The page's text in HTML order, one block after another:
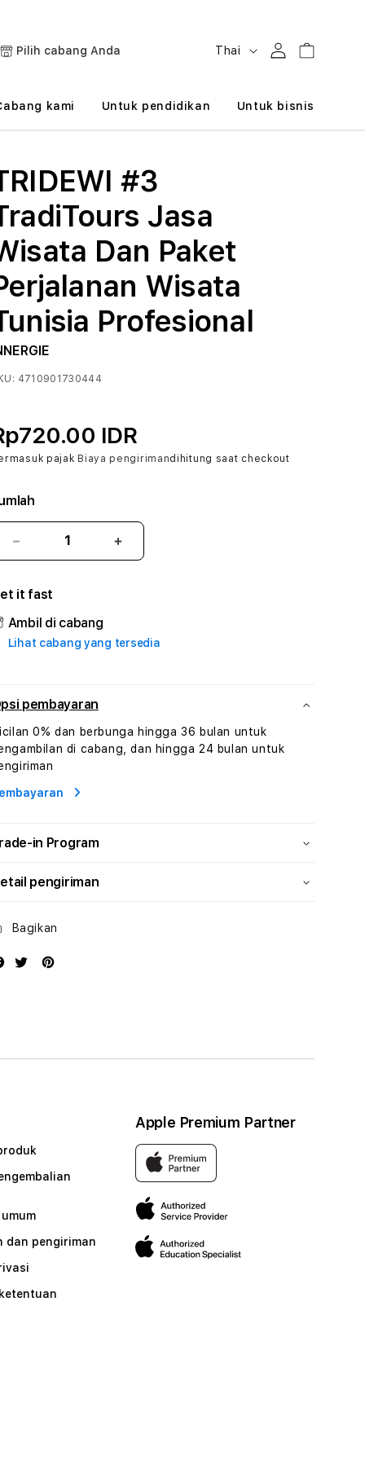
Pilih cabang Anda
B
h
Thai MasukKeranjang
kami Untuk pendidikan Untuk bisnis
#3
Jasa
Dan Paket
Wisata
Profesional
4710901730444
IDR
pajak Biaya pengirimandihitung saat checkout
Kurangi
jumlah
TRIDEWI
#3
TradiTours
Jasa
Paket
Wisata
Tunisia
Profesional
Tambah
jumlah
TradiTours
Jasa
Wisata
Tunisia
it fast
Ambil di cabang
Lihat cabang yang tersedia
pembayaran
0% dan berbunga hingga 36 bulan untuk
di cabang, dan hingga 24 bulan untuk
in Program
pengiriman
Bagikan
dan pengiriman
Apple Premium Partner